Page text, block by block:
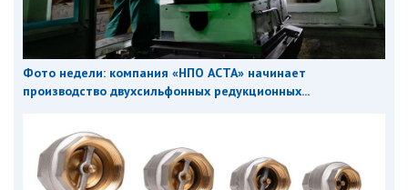
Фото недели: компания «НПО АСТА» начинает
производство двухсильфонных редукционных...